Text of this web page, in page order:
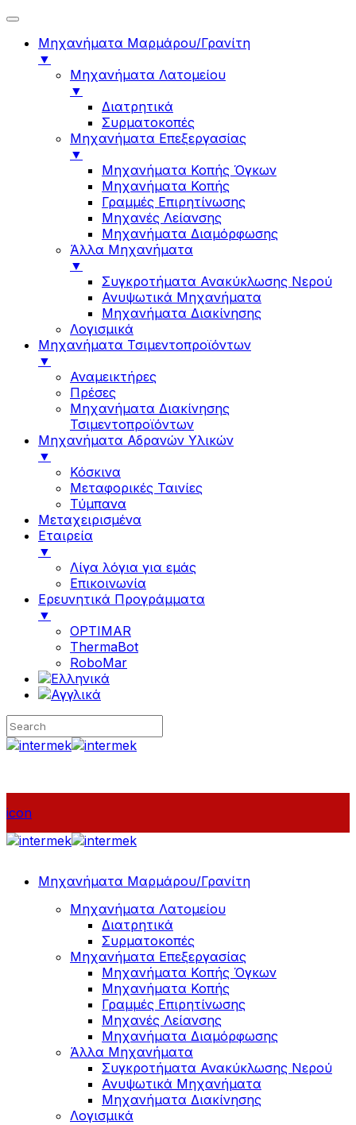
Μηχανήματα Μαρμάρου/Γρανίτη
▼
Μηχανήματα Λατομείου
▼
Διατρητικά
Συρματοκοπές
Μηχανήματα Επεξεργασίας
▼
Μηχανήματα Κοπής Όγκων
Μηχανήματα Κοπής
Γραμμές Επιρητίνωσης
Μηχανές Λείανσης
Μηχανήματα Διαμόρφωσης
Άλλα Μηχανήματα
▼
Συγκροτήματα Ανακύκλωσης Νερού
Ανυψωτικά Μηχανήματα
Μηχανήματα Διακίνησης
Λογισμικά
Μηχανήματα Τσιμεντοπροϊόντων
▼
Αναμεικτήρες
Πρέσες
Μηχανήματα Διακίνησης
Τσιμεντοπροϊόντων
Μηχανήματα Αδρανών Υλικών
▼
Κόσκινα
Μεταφορικές Ταινίες
Τύμπανα
Μεταχειρισμένα
Εταιρεία
▼
Λίγα λόγια για εμάς
Επικοινωνία
Ερευνητικά Προγράμματα
▼
OPTIMAR
ThermaBot
RoboMar
icon
Μηχανήματα Μαρμάρου/Γρανίτη
Μηχανήματα Λατομείου
Διατρητικά
Συρματοκοπές
Μηχανήματα Επεξεργασίας
Μηχανήματα Κοπής Όγκων
Μηχανήματα Κοπής
Γραμμές Επιρητίνωσης
Μηχανές Λείανσης
Μηχανήματα Διαμόρφωσης
Άλλα Μηχανήματα
Συγκροτήματα Ανακύκλωσης Νερού
Ανυψωτικά Μηχανήματα
Μηχανήματα Διακίνησης
Λογισμικά